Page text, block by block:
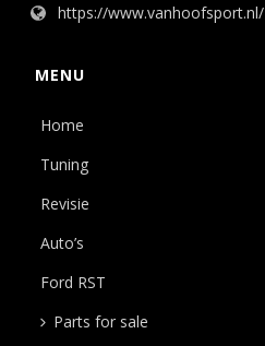
https://www.vanhoofsport.nl/
MENU
Home
Tuning
Revisie
Auto’s
Ford RST
Parts for sale